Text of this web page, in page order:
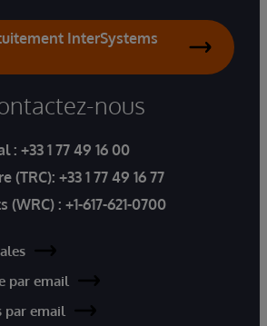
InterSystems
nous
: +33 1 77 49 16 00
(TRC): +33 1 77 49 16 77
(WRC) : +1-617-621-0700
par email
par email